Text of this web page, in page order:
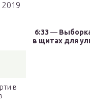
2019
6:33 —
в щитах для
в